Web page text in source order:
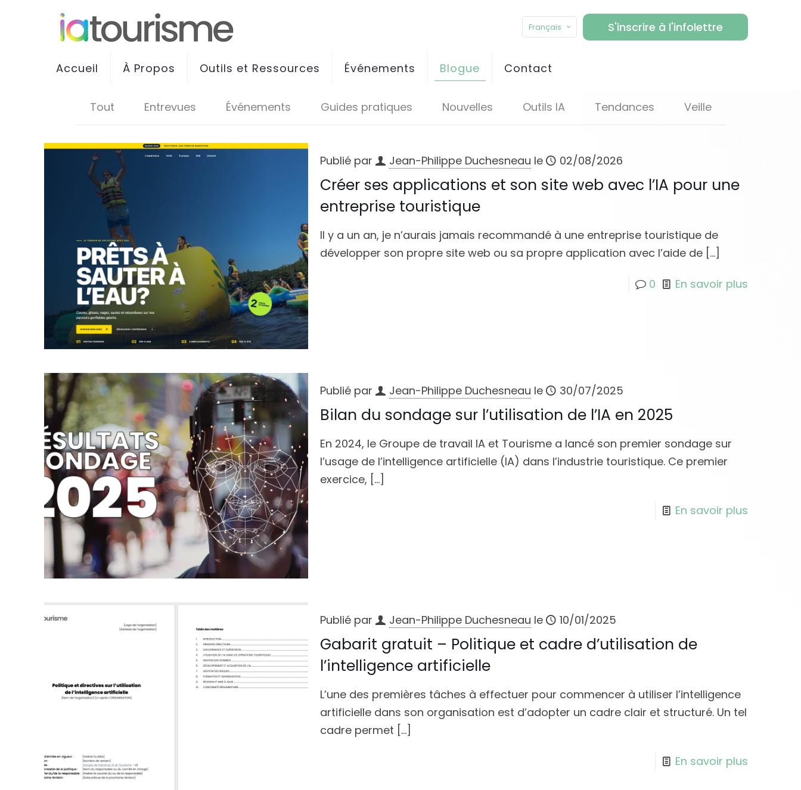
Français S'inscrire à l'infolettre
Accueil À Propos Outils et Ressources Événements Blogue Contact
Tout Entrevues Événements Guides pratiques Nouvelles Outils IA Tendances Veille
Publié par Jean-Philippe Duchesneau le 02/08/2026
Créer ses applications et son site web avec l’IA pour une
entreprise touristique
Il y a un an, je n’aurais jamais recommandé à une entreprise touristique de
développer son propre site web ou sa propre application avec l’aide de[…]
0 En savoir plus
Publié par Jean-Philippe Duchesneau le 30/07/2025
Bilan du sondage sur l’utilisation de l’IA en 2025
En 2024, le Groupe de travail IA et Tourisme a lancé son premier sondage sur
l’usage de l’intelligence artificielle (IA) dans l’industrie touristique. Ce premier
exercice, […]
En savoir plus
Publié par Jean-Philippe Duchesneau le 10/01/2025
Gabarit gratuit – Politique et cadre d’utilisation de
l’intelligence artificielle
L’une des premières tâches à effectuer pour commencer à utiliser l’intelligence
artificielle dans son organisation est d’adopter un cadre clair et structuré. Un tel
cadre permet […]
En savoir plus